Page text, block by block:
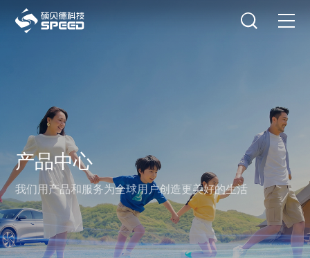
解决方案
创新与技术
智能制造
可持续发展
选择语言 在线咨询
产品中心
我们用产品和服务为全球用户创造更美好的生活